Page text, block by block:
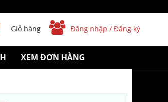
Giỏ hàng Đăng nhập / Đăng ký
XEM ĐƠN HÀNG